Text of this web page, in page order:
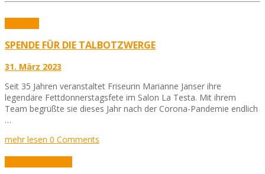
SPENDE FÜR DIE TALBOTZWERGE
31. März 2023
Seit 35 Jahren veranstaltet Friseurin Marianne Janser ihre
legendäre Fettdonnerstagsfete im Salon La Testa. Mit ihrem
Team begrüßte sie dieses Jahr nach der Corona-Pandemie endlich
…
mehr lesen 0 Comments